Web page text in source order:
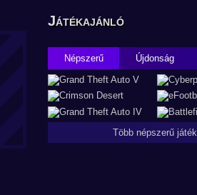
Játékajánló
Népszerű Újdonság
Több népszerű játék